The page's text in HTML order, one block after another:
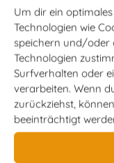
Um dir ein
Technologien wie
speichern und/oder
Technologien
Surfverhalten oder
verarbeiten. Wenn
zurückziehst,
beeinträchtigteine
Was